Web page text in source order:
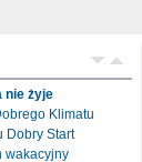
800 plus, który
Włocławka i
nie żyje
Klimatu
Dobry Start
wakacyjny